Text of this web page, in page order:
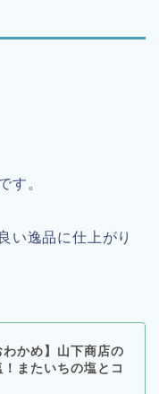
す。
い逸品に仕上がり
わかめ】山下商店の
またいちの塩とコ